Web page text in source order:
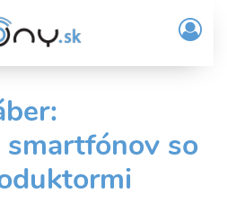
/
smartfónov so